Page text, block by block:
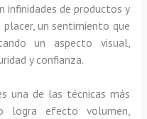
infinidades de productos y
un sentimiento que
un aspecto visual,
y confianza.
una de las técnicas más
logra efecto volumen,